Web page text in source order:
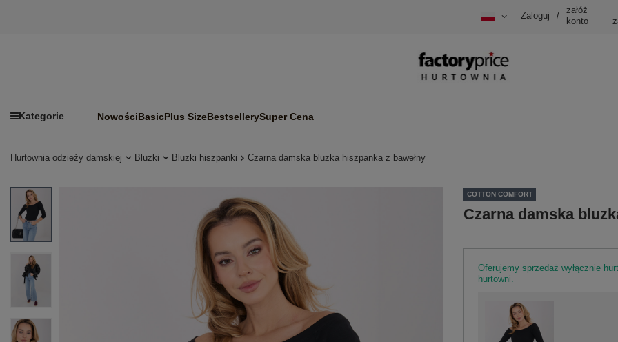
Zaloguj /
załóż
konto
Kategorie NowościBasicPlus SizeBestsellerySuper Cena
Hurtownia odzieży damskiej Bluzki Bluzki hiszpanki Czarna damska bluzka hiszpanka z bawełny
COTTON COMFORT
Czarna damska
Oferujemy sprzedaż wyłącznie
hurtowni.